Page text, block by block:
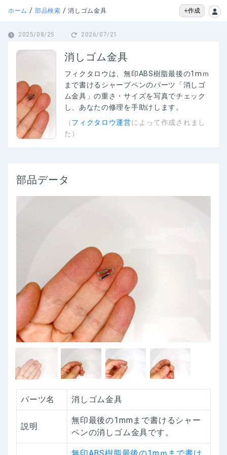
ホーム / 部品検索 / 消しゴム金具 作成
2025/08/25 2026/07/21
消しゴム金具
フィクタロウは、無印ABS樹脂最後の1mｍ
まで書けるシャープペンのパーツ「消しゴ
ム金具」の重さ・サイズを写真でチェック
し、あなたの修理を手助けします。
（フィクタロウ運営によって作成されまし
た）
部品データ
パーツ名 消しゴム金具
説明
無印最後の1mmまで書けるシャー
ペンの消しゴム金具です。